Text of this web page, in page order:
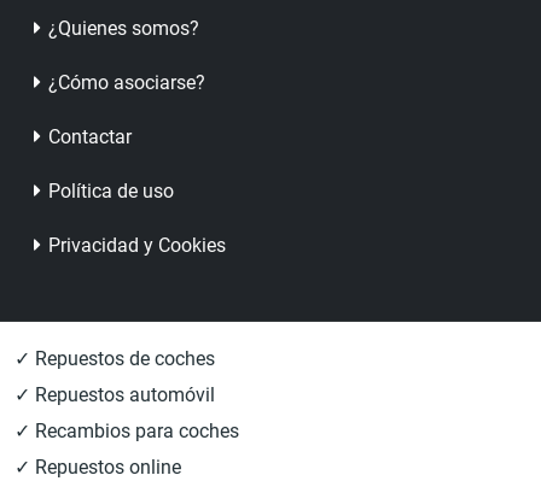
¿Quienes somos?
¿Cómo asociarse?
Contactar
Política de uso
Privacidad y Cookies
✓ Repuestos de coches
✓ Repuestos automóvil
✓ Recambios para coches
✓ Repuestos online